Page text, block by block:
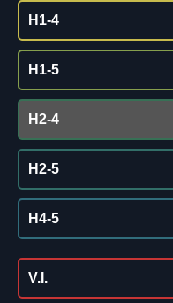
H1-4
H1-5
H2-4
H2-5
H4-5
V.I.